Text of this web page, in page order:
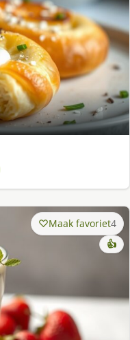
Maak favoriet4
👍